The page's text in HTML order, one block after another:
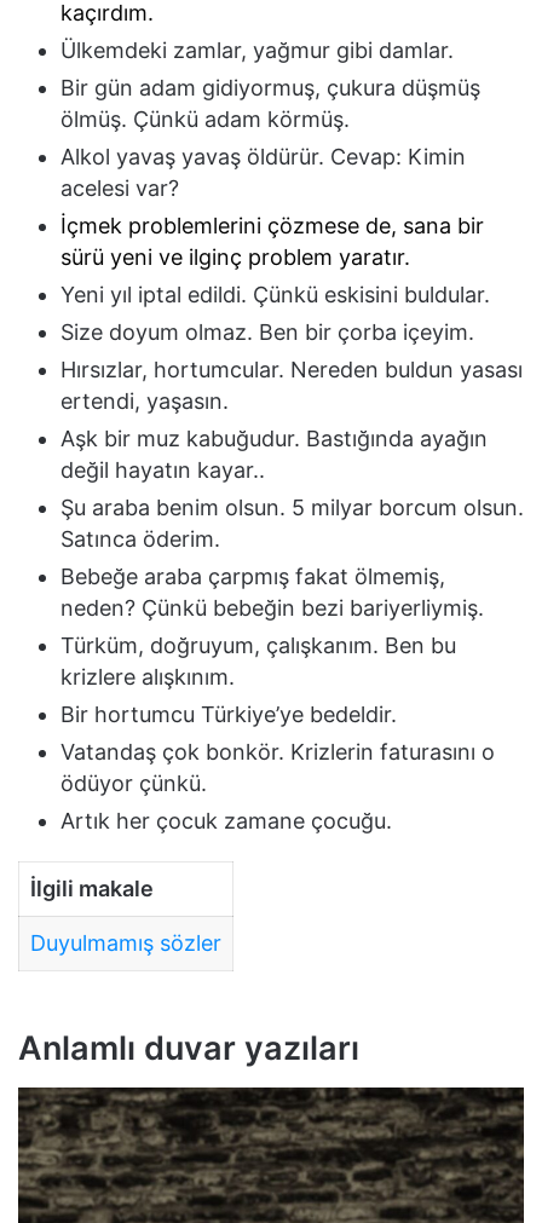
kaçırdım.
Ülkemdeki zamlar, yağmur gibi damlar.
Bir gün adam gidiyormuş, çukura düşmüş
ölmüş. Çünkü adam körmüş.
Alkol yavaş yavaş öldürür. Cevap: Kimin
acelesi var?
İçmek problemlerini çözmese de, sana bir
sürü yeni ve ilginç problem yaratır.
Yeni yıl iptal edildi. Çünkü eskisini buldular.
Size doyum olmaz. Ben bir çorba içeyim.
Hırsızlar, hortumcular. Nereden buldun yasası
ertendi, yaşasın.
Aşk bir muz kabuğudur. Bastığında ayağın
değil hayatın kayar..
Şu araba benim olsun. 5 milyar borcum olsun.
Satınca öderim.
Bebeğe araba çarpmış fakat ölmemiş,
neden? Çünkü bebeğin bezi bariyerliymiş.
Türküm, doğruyum, çalışkanım. Ben bu
krizlere alışkınım.
Bir hortumcu Türkiye’ye bedeldir.
Vatandaş çok bonkör. Krizlerin faturasını o
ödüyor çünkü.
Artık her çocuk zamane çocuğu.
İlgili makale
Duyulmamış sözler
Anlamlı duvar yazıları